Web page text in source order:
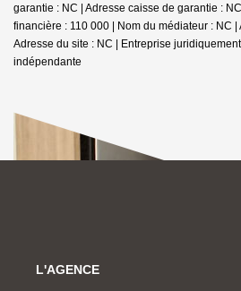
garantie : NC | Adresse caisse de garantie :
financière : 110 000 | Nom du médiateur : NC
Adresse du site : NC | Entreprise
indépendante
L'AGENCE